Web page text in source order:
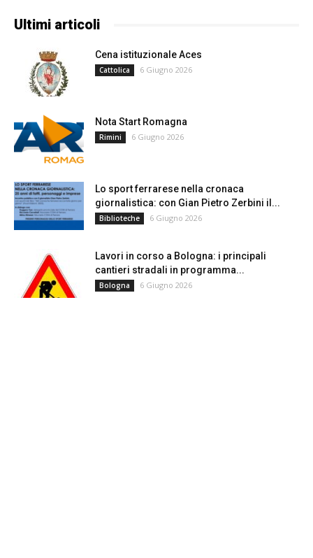
Ultimi articoli
Cena istituzionale Aces
Cattolica 6 Giugno 2026
Nota Start Romagna
Rimini 6 Giugno 2026
Lo sport ferrarese nella cronaca
giornalistica: con Gian Pietro Zerbini il...
Biblioteche 6 Giugno 2026
Lavori in corso a Bologna: i principali
cantieri stradali in programma...
Bologna 6 Giugno 2026